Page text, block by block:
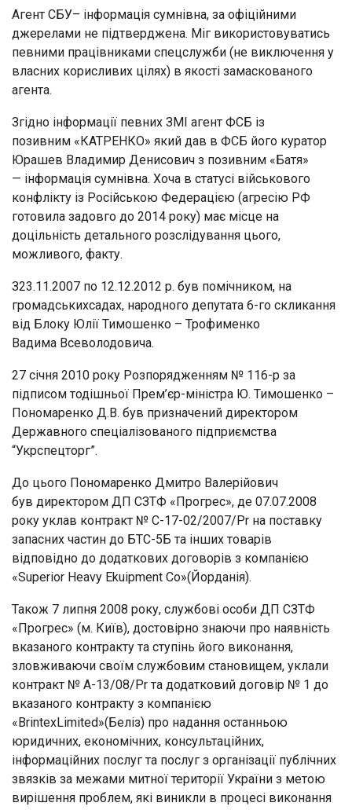
Агент СБУ– інформація сумнівна, за офіційними
джерелами не підтверджена. Міг використовуватись
певними працівниками спецслужби (не виключення у
власних корисливих цілях) в якості замаскованого
агента.
Згідно інформації певних ЗМІ агент ФСБ із
позивним «КАТРЕНКО» який дав в ФСБ його куратор
Юрашев Владимир Денисович з позивним «Батя»
— інформація сумнівна. Хоча в статусі військового
конфлікту із Російською Федерацією (агресію РФ
готовила задовго до 2014 року) має місце на
доцільність детального розслідування цього,
можливого, факту.
З23.11.2007 по 12.12.2012 р. був помічником, на
громадськихсадах, народного депутата 6-го скликання
від Блоку Юлії Тимошенко – Трофименко
Вадима Всеволодовича.
27 січня 2010 року Розпорядженням № 116-р за
підписом тодішньої Прем’єр-міністра Ю. Тимошенко –
Пономаренко Д.В. був призначений директором
Державного спеціалізованого підприємства
“Укрспецторг”.
До цього Пономаренко Дмитро Валерійович
був директором ДП СЗТФ «Прогрес», де 07.07.2008
року уклав контракт № С-17-02/2007/Pr на поставку
запасних частин до БТС-5Б та інших товарів
відповідно до додаткових договорів з компанією
«Superior Heavy Ekuipment Co»(Йорданія).
Також 7 липня 2008 року, службові особи ДП СЗТФ
«Прогрес» (м. Київ), достовірно знаючи про наявність
вказаного контракту та ступінь його виконання,
зловживаючи своїм службовим становищем, уклали
контракт № А-13/08/Pr та додатковий договір № 1 до
вказаного контракту з компанією
«BrintexLimited»(Беліз) про надання останньою
юридичних, економічних, консультаційних,
інформаційних послуг та послуг з організації публічних
звязків за межами митної території України з метою
вирішення проблем, які виникли в процесі виконання